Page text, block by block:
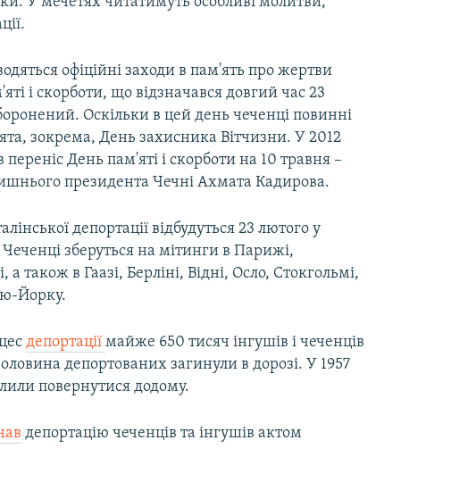
офіційні заходи в пам'ять про жертви
і скорботи, що відзначався довгий час 23
Оскільки в цей день чеченці повинні
зокрема, День захисника Вітчизни. У 2012
День пам'яті і скорботи на 10 травня –
президента Чечні Ахмата Кадирова.
депортації відбудуться 23 лютого у
зберуться на мітинги в Парижі,
а також в Гаазі, Берліні, Відні, Осло, Стокгольмі,
Йорку.
депортаціїмайже 650 тисяч інгушів і чеченців
депортованих загинули в дорозі. У 1957
повернутися додому.
депортацію чеченців та інгушів актом